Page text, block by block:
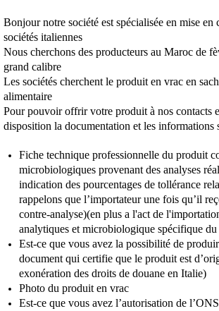
Bonjour notre société est spécialisée en mise en
sociétés italiennes
Nous cherchons des producteurs au Maroc de
grand calibre
Les sociétés cherchent le produit en vrac en
alimentaire
Pour pouvoir offrir votre produit à nos contacts
disposition la documentation et les informations
Fiche technique professionnelle du produit
microbiologiques provenant des analyses
indication des pourcentages de tollérance
rappelons que l’importateur une fois qu’il
contre-analyse)(en plus a l'act de
analytiques et microbiologique spécifique
Est-ce que vous avez la possibilité de
document qui certifie que le produit est
exonération des droits de douane en Italie)
Photo du produit en vrac
Est-ce que vous avez l’autorisation de